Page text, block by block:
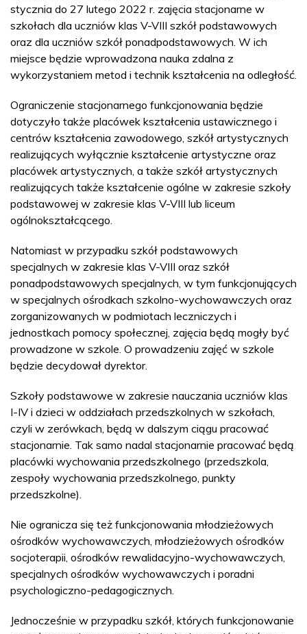
stycznia do 27 lutego 2022 r. zajęcia stacjonarne w
szkołach dla uczniów klas V-VIII szkół podstawowych
oraz dla uczniów szkół ponadpodstawowych. W ich
miejsce będzie wprowadzona nauka zdalna z
wykorzystaniem metod i technik kształcenia na odległość.
Ograniczenie stacjonarnego funkcjonowania będzie
dotyczyło także placówek kształcenia ustawicznego i
centrów kształcenia zawodowego, szkół artystycznych
realizujących wyłącznie kształcenie artystyczne oraz
placówek artystycznych, a także szkół artystycznych
realizujących także kształcenie ogólne w zakresie szkoły
podstawowej w zakresie klas V-VIII lub liceum
ogólnokształcącego.
Natomiast w przypadku szkół podstawowych
specjalnych w zakresie klas V-VIII oraz szkół
ponadpodstawowych specjalnych, w tym funkcjonujących
w specjalnych ośrodkach szkolno-wychowawczych oraz
zorganizowanych w podmiotach leczniczych i
jednostkach pomocy społecznej, zajęcia będą mogły być
prowadzone w szkole. O prowadzeniu zajęć w szkole
będzie decydował dyrektor.
Szkoły podstawowe w zakresie nauczania uczniów klas
I-IV i dzieci w oddziałach przedszkolnych w szkołach,
czyli w zerówkach, będą w dalszym ciągu pracować
stacjonarnie. Tak samo nadal stacjonarnie pracować będą
placówki wychowania przedszkolnego (przedszkola,
zespoły wychowania przedszkolnego, punkty
przedszkolne).
Nie ogranicza się też funkcjonowania młodzieżowych
ośrodków wychowawczych, młodzieżowych ośrodków
socjoterapii, ośrodków rewalidacyjno-wychowawczych,
specjalnych ośrodków wychowawczych i poradni
psychologiczno-pedagogicznych.
Jednocześnie w przypadku szkół, których funkcjonowanie